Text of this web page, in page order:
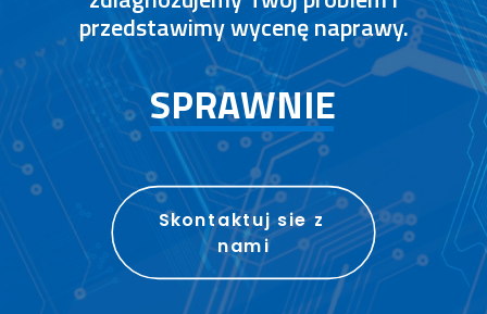
przedstawimy wycenę naprawy.
SPRAWNIE
Skontaktuj sie z
nami